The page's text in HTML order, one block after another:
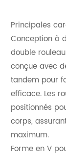
Principales
Conception à
double
conçue avec
tandem pour
efficace. Les
positionnés
corps,
maximum.
Forme en V